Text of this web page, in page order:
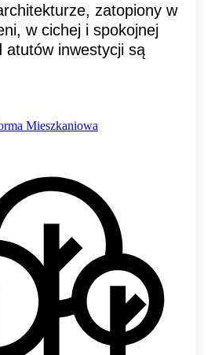
zatopiony w
w cichej i spokojnej
atutów inwestycji są
Mieszkaniowa